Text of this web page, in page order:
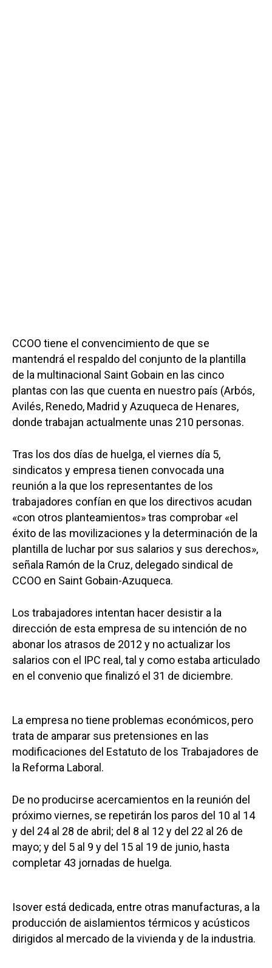
CCOO tiene el convencimiento de que se
mantendrá el respaldo del conjunto de la plantilla
de la multinacional Saint Gobain en las cinco
plantas con las que cuenta en nuestro país (Arbós,
Avilés, Renedo, Madrid y Azuqueca de Henares,
donde trabajan actualmente unas 210 personas.
Tras los dos días de huelga, el viernes día 5,
sindicatos y empresa tienen convocada una
reunión a la que los representantes de los
trabajadores confían en que los directivos acudan
«con otros planteamientos» tras comprobar «el
éxito de las movilizaciones y la determinación de la
plantilla de luchar por sus salarios y sus derechos»,
señala Ramón de la Cruz, delegado sindical de
CCOO en Saint Gobain-Azuqueca.
Los trabajadores intentan hacer desistir a la
dirección de esta empresa de su intención de no
abonar los atrasos de 2012 y no actualizar los
salarios con el IPC real, tal y como estaba articulado
en el convenio que finalizó el 31 de diciembre.
La empresa no tiene problemas económicos, pero
trata de amparar sus pretensiones en las
modificaciones del Estatuto de los Trabajadores de
la Reforma Laboral.
De no producirse acercamientos en la reunión del
próximo viernes, se repetirán los paros del 10 al 14
y del 24 al 28 de abril; del 8 al 12 y del 22 al 26 de
mayo; y del 5 al 9 y del 15 al 19 de junio, hasta
completar 43 jornadas de huelga.
Isover está dedicada, entre otras manufacturas, a la
producción de aislamientos térmicos y acústicos
dirigidos al mercado de la vivienda y de la industria.